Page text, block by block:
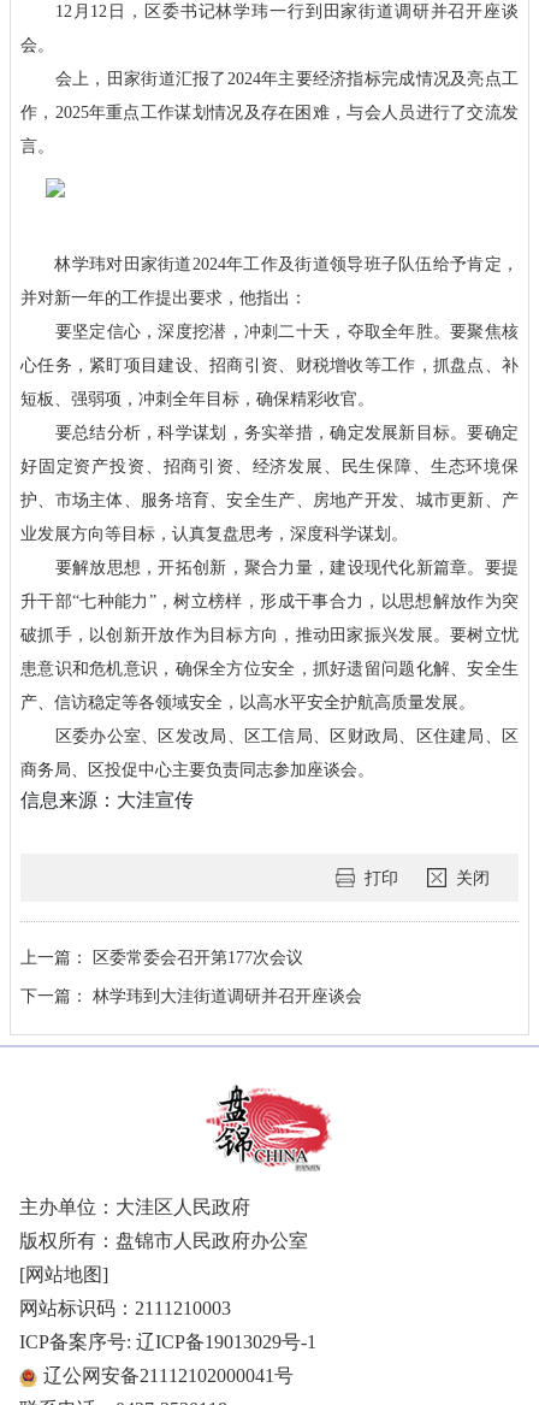
12月12日，区委书记林学玮一行到田家街道调研并召开座谈
会。
会上，田家街道汇报了2024年主要经济指标完成情况及亮点工
作，2025年重点工作谋划情况及存在困难，与会人员进行了交流发
言。
林学玮对田家街道2024年工作及街道领导班子队伍给予肯定，
并对新一年的工作提出要求，他指出：
要坚定信心，深度挖潜，冲刺二十天，夺取全年胜。要聚焦核
心任务，紧盯项目建设、招商引资、财税增收等工作，抓盘点、补
短板、强弱项，冲刺全年目标，确保精彩收官。
要总结分析，科学谋划，务实举措，确定发展新目标。要确定
好固定资产投资、招商引资、经济发展、民生保障、生态环境保
护、市场主体、服务培育、安全生产、房地产开发、城市更新、产
业发展方向等目标，认真复盘思考，深度科学谋划。
要解放思想，开拓创新，聚合力量，建设现代化新篇章。要提
升干部“七种能力”，树立榜样，形成干事合力，以思想解放作为突
破抓手，以创新开放作为目标方向，推动田家振兴发展。要树立忧
患意识和危机意识，确保全方位安全，抓好遗留问题化解、安全生
产、信访稳定等各领域安全，以高水平安全护航高质量发展。
区委办公室、区发改局、区工信局、区财政局、区住建局、区
商务局、区投促中心主要负责同志参加座谈会。
信息来源：大洼宣传
打印 关闭
上一篇：
区委常委会召开第177次会议
下一篇：
林学玮到大洼街道调研并召开座谈会
主办单位：大洼区人民政府
版权所有：盘锦市人民政府办公室
[网站地图]
网站标识码：2111210003
ICP备案序号: 辽ICP备19013029号-1
辽公网安备21112102000041号